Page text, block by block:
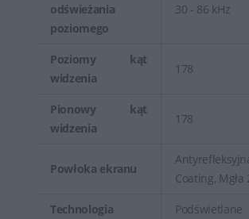
odświeżania
poziomego
30 - 86 kHz
Poziomy kąt
widzenia
178
Pionowy kąt
widzenia
178
Powłoka ekranu
Coating, Mgła
Technologia